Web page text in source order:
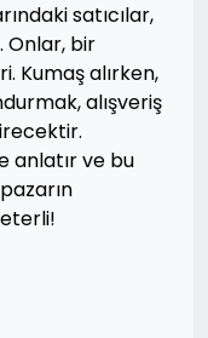
satıcılar,
Onlar, bir
Kumaş alırken,
alışveriş
anlatır ve bu